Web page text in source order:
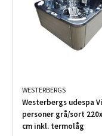
WESTERBERGS
Westerbergs udespa
personer grå/sort
cm inkl. termolåg